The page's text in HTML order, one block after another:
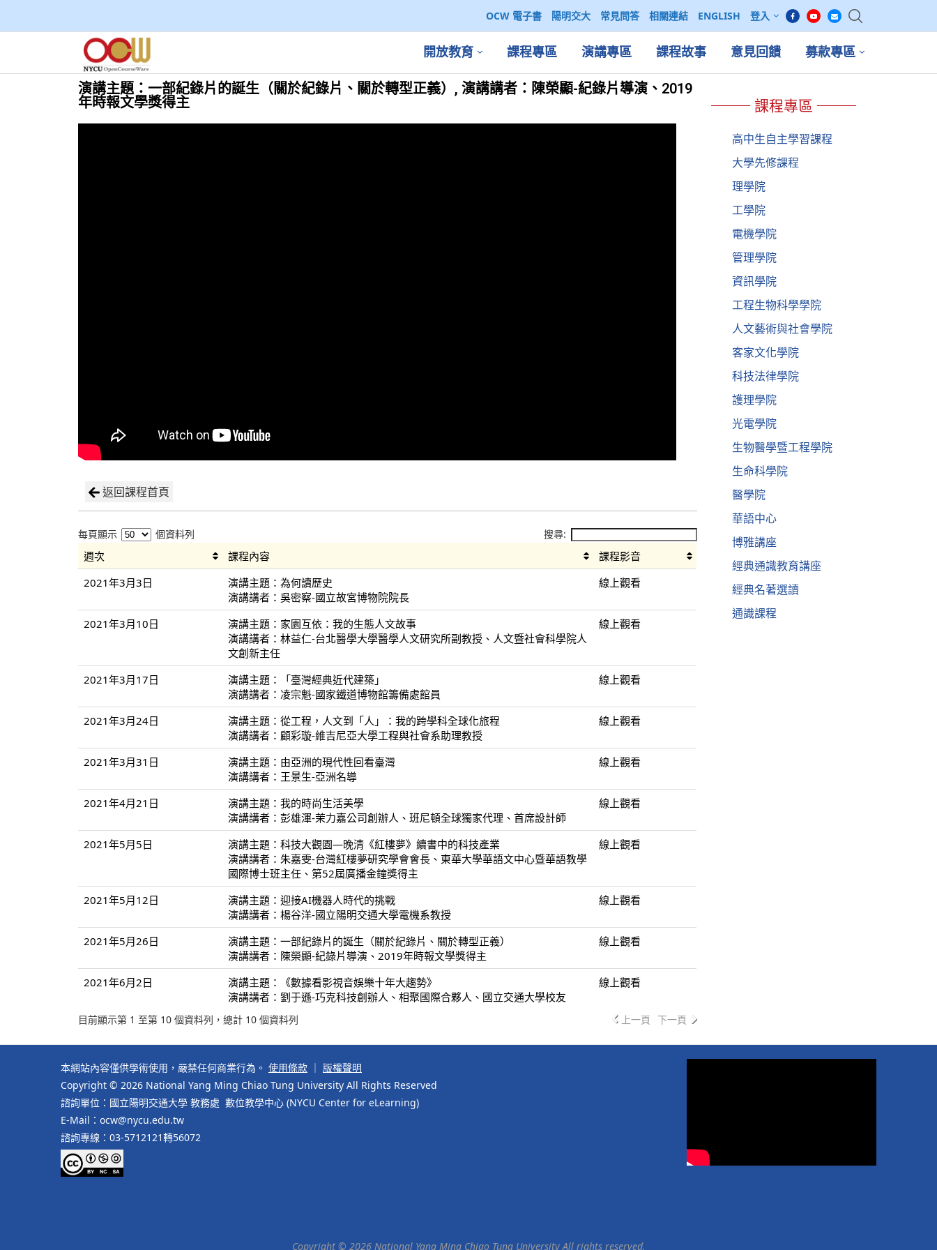
OCW 電子書 陽明交大 常見問答 相關連結 ENGLISH 登入
開放教育 課程專區 演講專區 課程故事 意見回饋 募款專區
演講主題：一部紀錄片的誕生（關於紀錄片、關於轉型正義）, 演講講者：陳榮顯-紀錄片導演、2019
年時報文學獎得主
返回課程首頁
每頁顯示 個資料列 搜尋:
週次 課程內容
課程影音
2021年3月3日
演講主題：為何讀歷史
演講講者：吳密察-國立故宮博物院院長
線上觀看
2021年3月10日
演講主題：家園互依：我的生態人文故事
演講講者：林益仁-台北醫學大學醫學人文研究所副教授、人文暨社會科學院人
文創新主任
線上觀看
2021年3月17日
演講主題：「臺灣經典近代建築」
演講講者：凌宗魁-國家鐵道博物館籌備處館員
線上觀看
2021年3月24日
演講主題：從工程，人文到「人」：我的跨學科全球化旅程
演講講者：顧彩璇-維吉尼亞大學工程與社會系助理教授
線上觀看
2021年3月31日
演講主題：由亞洲的現代性回看臺灣
演講講者：王景生-亞洲名導
線上觀看
2021年4月21日
演講主題：我的時尚生活美學
演講講者：彭雄渾-茉力嘉公司創辦人、班尼頓全球獨家代理、首席設計師
線上觀看
2021年5月5日
演講主題：科技大觀園—晚清《紅樓夢》續書中的科技產業
演講講者：朱嘉雯-台灣紅樓夢研究學會會長、東華大學華語文中心暨華語教學
國際博士班主任、第52屆廣播金鐘獎得主
線上觀看
2021年5月12日
演講主題：迎接AI機器人時代的挑戰
演講講者：楊谷洋-國立陽明交通大學電機系教授
線上觀看
2021年5月26日
演講主題：一部紀錄片的誕生（關於紀錄片、關於轉型正義）
演講講者：陳榮顯-紀錄片導演、2019年時報文學獎得主
線上觀看
2021年6月2日
演講主題：《數據看影視音娛樂十年大趨勢》
演講講者：劉于遜-巧克科技創辦人、相聚國際合夥人、國立交通大學校友
線上觀看
目前顯示第 1 至第 10 個資料列，總計 10 個資料列 上一頁 下一頁
課程專區
高中生自主學習課程
大學先修課程
理學院
工學院
電機學院
管理學院
資訊學院
工程生物科學學院
人文藝術與社會學院
客家文化學院
科技法律學院
護理學院
光電學院
生物醫學暨工程學院
生命科學院
醫學院
華語中心
博雅講座
經典通識教育講座
經典名著選讀
通識課程
本網站內容僅供學術使用，嚴禁任何商業行為。 使用條款
版權聲明
Copyright © 2026 National Yang Ming Chiao Tung University All Rights Reserved
諮詢單位：國立陽明交通大學 教務處 數位教學中心 (NYCU Center for eLearning)
E-Mail：ocw@nycu.edu.tw
諮詢專線：03-5712121轉56072
Copyright © 2026 National Yang Ming Chiao Tung University All rights reserved.